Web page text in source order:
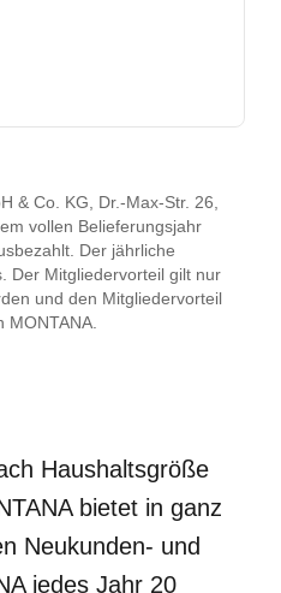
& Co. KG, Dr.-Max-Str. 26,
vollen Belieferungsjahr
Der jährliche
Der Mitgliedervorteil gilt nur
und den Mitgliedervorteil
Haushaltsgröße
bietet in ganz
Neukunden- und
jedes Jahr 20